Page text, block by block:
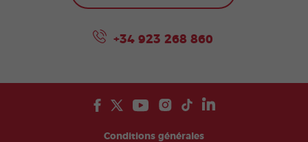
+34 923 268 860
Conditions générales